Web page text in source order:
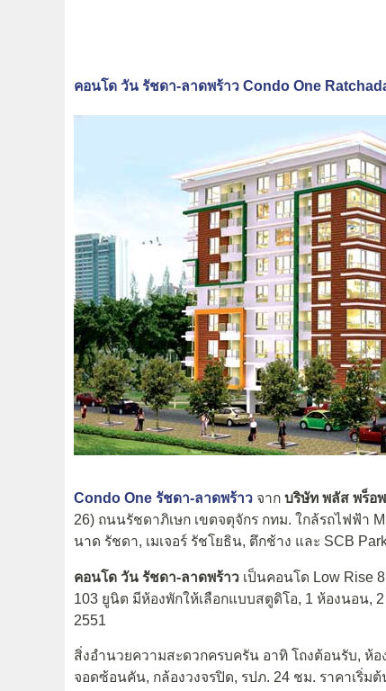
คอนโด วัน รัชดา-ลาดพร้าว Condo One
Condo One รัชดา-ลาดพร้าว จาก บริษัท พลัส พร็อ
26) ถนนรัชดาภิเษก เขตจตุจักร กทม. ใกล้รถไฟฟ้า
นาด รัชดา, เมเจอร์ รัชโยธิน, ตึกช้าง และ SCB
คอนโด วัน รัชดา-ลาดพร้าว เป็นคอนโด Low Rise
103 ยูนิต มีห้องพักให้เลือกแบบสตูดิโอ, 1 ห้องนอน,
2551
สิ่งอำนวยความสะดวกครบครัน อาทิ โถงต้อนรับ, ห้
จอดซ้อนคัน, กล้องวงจรปิด, รปภ. 24 ชม. ราคาเริ่ม